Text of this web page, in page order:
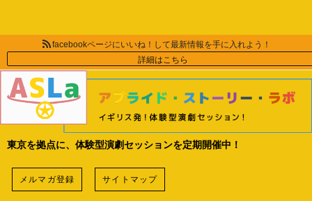
facebookページにいいね！して最新情報を手に入れよう！
詳細はこちら
東京を拠点に、体験型演劇セッションを定期開催中！
メルマガ登録 サイトマップ